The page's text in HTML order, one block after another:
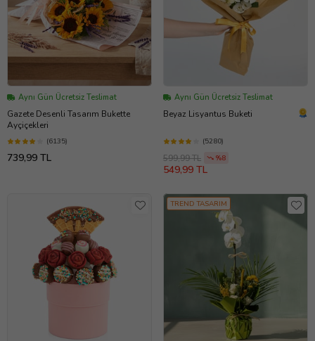
Aynı Gün Ücretsiz Teslimat
Gazete Desenli Tasarım Bukette
Ayçiçekleri
(6135)
739,99 TL
Aynı Gün Ücretsiz Teslimat
Beyaz Lisyantus Buketi
(5280)
599,99 TL %8
549,99 TL
TREND TASARIM